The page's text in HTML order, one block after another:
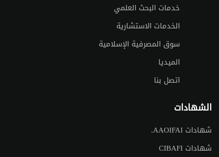
خدمات البحث العلمي
الخدمات الاستشارية
سوق المصرفية الإسلامية
الميديا
اتصل بنا
الشهادات
شهادات AAOIFAI.
شهادات CIBAFI